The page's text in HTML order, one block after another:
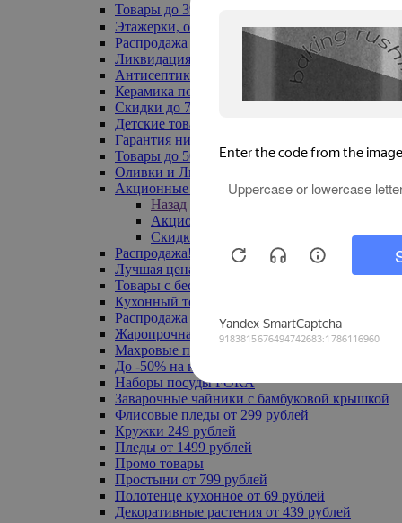
Товары до 399₽
Этажерки, обувницы
Распродажа текстиля до -50%
Ликвидация до -70%
Антисептики
Керамика по 129 руб
Скидки до 70%
Детские товары
Гарантия низкой цены
Товары до 500 руб
Оливки и Лимоны
Акционные товары
Назад
Акционные товары
Скидка 20% по промокоду
Распродажа! Ульяновск до -70%
Лучшая цена
Товары с бесплатной доставкой
Кухонный текстиль
Распродажа до -50%
Жаропрочная посуда
Махровые полотенца
До -50% на ковры
Наборы посуды FORA
Заварочные чайники с бамбуковой крышкой
Флисовые пледы от 299 рублей
Кружки 249 рублей
Пледы от 1499 рублей
Промо товары
Простыни от 799 рублей
Полотенце кухонное от 69 рублей
Декоративные растения от 439 рублей